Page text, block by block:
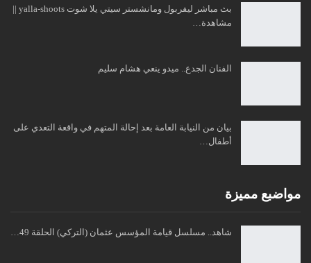
بث مباشر ليفربول ومانشستر سيتي يلا شوت yalla-shoots ||
مشاهدة…
الفنان الجدع.. ميدو ينعي هشام سليم
بيان من النيابة العامة بعد إحالة المتهم في واقعة التعدي على
أطفال…
مواضبع مميزة
شاهد.. مسلسل قيامة المؤسس عثمان (التركي) الحلقة 49…